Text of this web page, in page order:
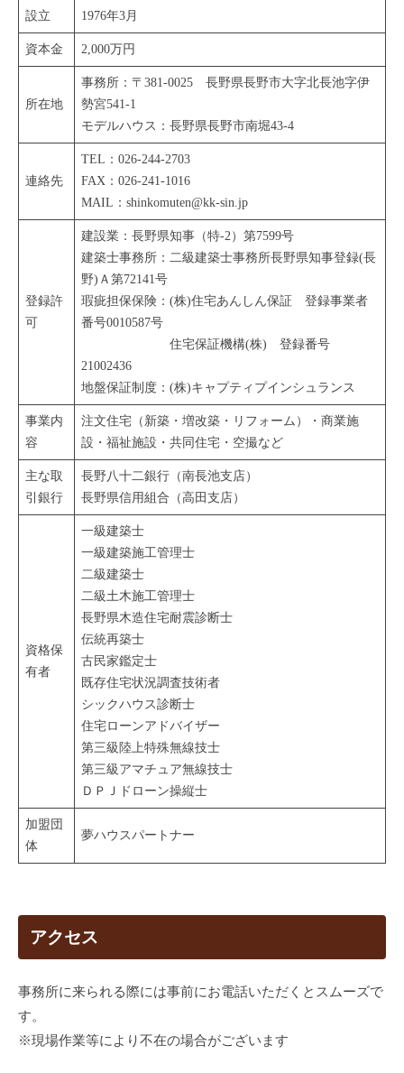
月
22
設立 1976年3月
資本金 2,000万円
所在地
事務所：〒381-0025 長野県長野市大字北長池字伊
勢宮541-1
モデルハウス：長野県長野市南堀43-4
連絡先
TEL：026-244-2703
FAX：026-241-1016
MAIL：shinkomuten@kk-sin.jp
登録許
可
建設業：長野県知事（特-2）第7599号
建築士事務所：二級建築士事務所長野県知事登録(長
野)Ａ第72141号
瑕疵担保保険：(株)住宅あんしん保証 登録事業者
番号0010587号
住宅保証機構(株) 登録番号
21002436
地盤保証制度：(株)キャプティプインシュランス
事業内
容
注文住宅（新築・増改築・リフォーム）・商業施
設・福祉施設・共同住宅・空撮など
主な取
引銀行
長野八十二銀行（南長池支店）
長野県信用組合（高田支店）
資格保
有者
一級建築士
一級建築施工管理士
二級建築士
二級土木施工管理士
長野県木造住宅耐震診断士
伝統再築士
古民家鑑定士
既存住宅状況調査技術者
シックハウス診断士
住宅ローンアドバイザー
第三級陸上特殊無線技士
第三級アマチュア無線技士
ＤＰＪドローン操縦士
加盟団
体
夢ハウスパートナー
アクセス
事務所に来られる際には事前にお電話いただくとスムーズで
す。
※現場作業等により不在の場合がございます